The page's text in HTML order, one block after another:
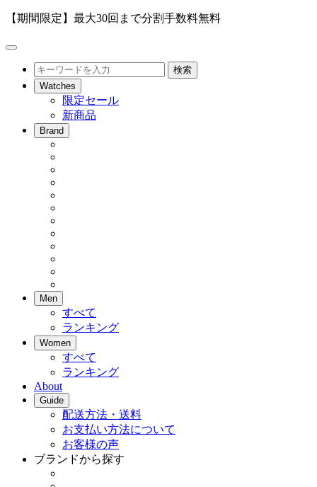
【期間限定】最大30回まで分割手数料無料
メ
検
索
検索
Watches
限定セール
新商品
Brand
Men
すべて
ランキング
Women
すべて
ランキング
About
Guide
配送方法・送料
お支払い方法について
お客様の声
ブランドから探す